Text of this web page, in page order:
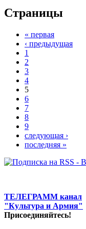
Страницы
« первая
‹ предыдущая
1
2
3
4
5
6
7
8
9
следующая ›
последняя »
ТЕЛЕГРАММ канал
"Культура и Армия"
Присоединяйтесь!